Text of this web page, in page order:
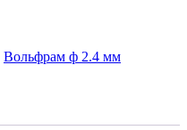
Вольфрам ф 2.4 мм